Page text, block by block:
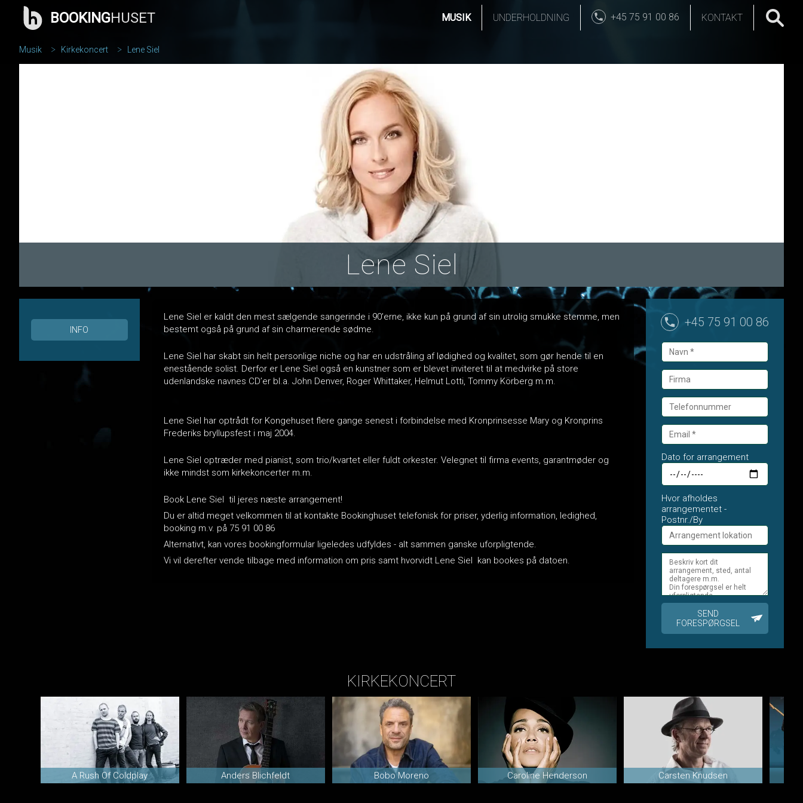
BOOKINGHUSET MUSIK UNDERHOLDNING +45 75 91 00 86 KONTAKT
Musik Kirkekoncert Lene Siel
Lene Siel
Lene Siel er kaldt den mest sælgende sangerinde i 90’erne, ikke kun på grund af sin utrolig smukke stemme, men
bestemt også på grund af sin charmerende sødme.
Lene Siel har skabt sin helt personlige niche og har en udstråling af lødighed og kvalitet, som gør hende til en
enestående solist. Derfor er Lene Siel også en kunstner som er blevet inviteret til at medvirke på store
udenlandske navnes CD’er bl.a. John Denver, Roger Whittaker, Helmut Lotti, Tommy Körberg m.m.
Lene Siel har optrådt for Kongehuset flere gange senest i forbindelse med Kronprinsesse Mary og Kronprins
Frederiks bryllupsfest i maj 2004.
Lene Siel optræder med pianist, som trio/kvartet eller fuldt orkester. Velegnet til firma events, garantmøder og
ikke mindst som kirkekoncerter m.m.
Book Lene Siel til jeres næste arrangement!
Du er altid meget velkommen til at kontakte Bookinghuset telefonisk for priser, yderlig information, ledighed,
booking m.v. på 75 91 00 86
Alternativt, kan vores bookingformular ligeledes udfyldes - alt sammen ganske uforpligtende.
Vi vil derefter vende tilbage med information om pris samt hvorvidt Lene Siel kan bookes på datoen.
INFO
+45 75 91 00 86
Dato for arrangement
Hvor afholdes
arrangementet -
Postnr./By
SEND
FORESPØRGSEL
KIRKEKONCERT
A Rush Of Coldplay Anders Blichfeldt Bobo Moreno Caroline Henderson Carsten Knudsen